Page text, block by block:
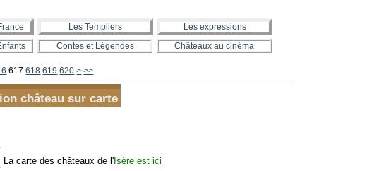
Les Templiers
Les expressions
Contes et Légendes Châteaux au cinéma
617 618 619 620 630
640
650
660
670
680
690
700
800
900
1000
1100
1200
1300
> >>
château sur carte
La carte des châteaux de l' Isère est ici